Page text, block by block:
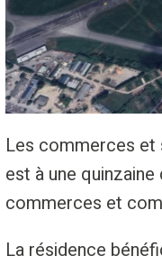
Les commerces
est à une
commerces et
La résidence